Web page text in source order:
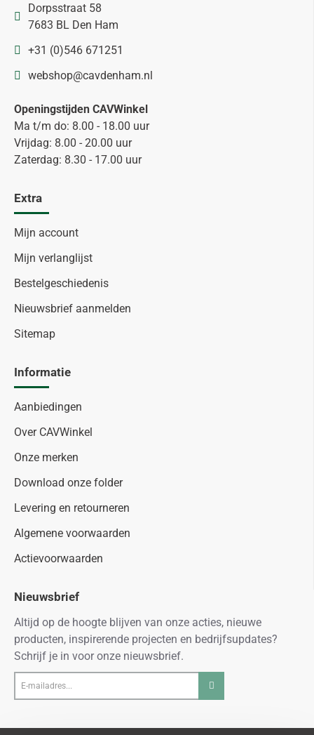
Dorpsstraat 58
7683 BL Den Ham
+31 (0)546 671251
webshop@cavdenham.nl
Openingstijden CAVWinkel
Ma t/m do: 8.00 - 18.00 uur
Vrijdag: 8.00 - 20.00 uur
Zaterdag: 8.30 - 17.00 uur
Extra
Mijn account
Mijn verlanglijst
Bestelgeschiedenis
Nieuwsbrief aanmelden
Sitemap
Informatie
Aanbiedingen
Over CAVWinkel
Onze merken
Download onze folder
Levering en retourneren
Algemene voorwaarden
Actievoorwaarden
Nieuwsbrief
Altijd op de hoogte blijven van onze acties, nieuwe
producten, inspirerende projecten en bedrijfsupdates?
Schrijf je in voor onze nieuwsbrief.
mailadres...